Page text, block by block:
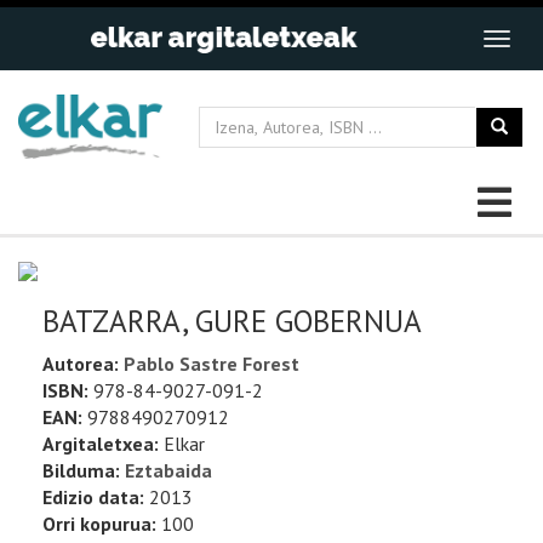
BATZARRA, GURE GOBERNUA
Autorea: Pablo Sastre Forest
ISBN: 978-84-9027-091-2
EAN: 9788490270912
Argitaletxea: Elkar
Bilduma: Eztabaida
Edizio data: 2013
Orri kopurua: 100